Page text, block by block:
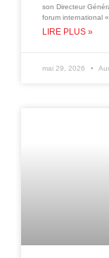
son Directeur
forum international
LIRE PLUS »
mai 29, 2026